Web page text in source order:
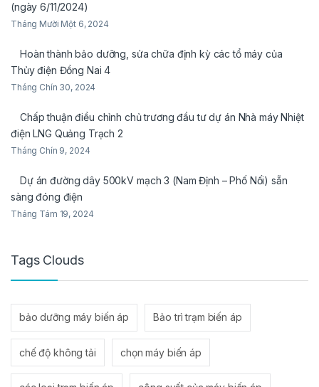
(ngày 6/11/2024)
Tháng Mười Một 6, 2024
Hoàn thành bảo dưỡng, sửa chữa định kỳ các tổ máy của
Thủy điện Đồng Nai 4
Tháng Chín 30, 2024
Chấp thuận điều chỉnh chủ trương đầu tư dự án Nhà máy Nhiệt
điện LNG Quảng Trạch 2
Tháng Chín 9, 2024
Dự án đường dây 500kV mạch 3 (Nam Định – Phố Nối) sẵn
sàng đóng điện
Tháng Tám 19, 2024
Tags Clouds
bảo dưỡng máy biến áp Bảo trì trạm biến áp
chế độ không tải chọn máy biến áp